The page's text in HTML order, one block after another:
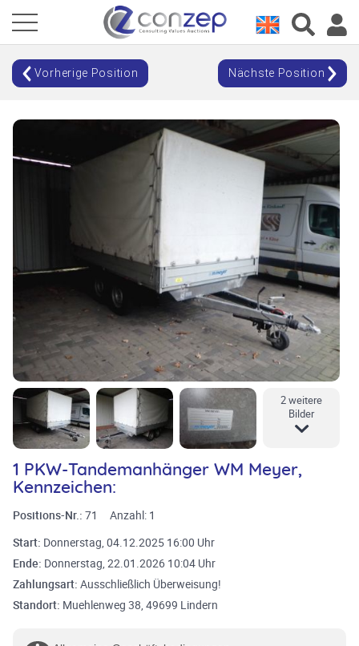
Vorherige Position Nächste Position
2 weitere
Bilder
1 PKW-Tandemanhänger WM Meyer,
Kennzeichen:
Positions-Nr.: 71 Anzahl: 1
Start: Donnerstag, 04.12.2025 16:00 Uhr
Ende: Donnerstag, 22.01.2026 10:04 Uhr
Zahlungsart: Ausschließlich Überweisung!
Standort: Muehlenweg 38, 49699 Lindern